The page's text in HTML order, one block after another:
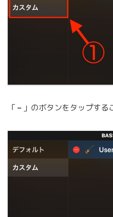
「 – 」のボタンをタップする